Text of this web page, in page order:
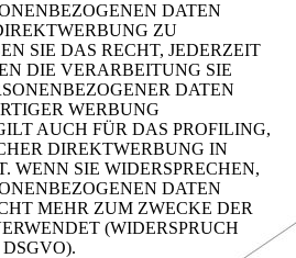
DATEN
ZU
SIE DAS RECHT, JEDERZEIT
DIE VERARBEITUNG SIE
DATEN
WERBUNG
AUCH FÜR DAS PROFILING,
DIREKTWERBUNG IN
WENN SIE WIDERSPRECHEN,
DATEN
MEHR ZUM ZWECKE DER
(WIDERSPRUCH